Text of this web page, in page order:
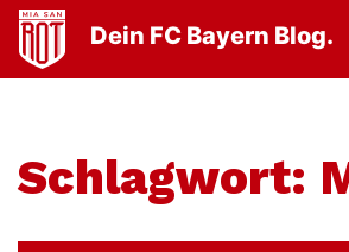
Dein FC Bayern Blog.
Schlagwort: